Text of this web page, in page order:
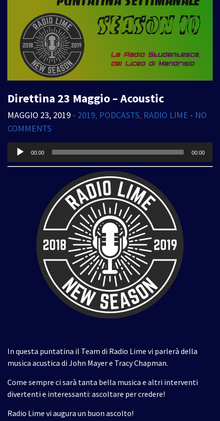
Direttina 23 Maggio – Acoustic
MAGGIO 23, 2019 • 2019, PODCASTS, RADIO LIME • NO
COMMENTS
Audio
00:00 00:00
In questa puntatina il Team di Radio Lime vi parlerà della
musica acustica di John Mayer e Tracy Chapman.
Come sempre ci sarà tanta bella musica e altri interventi
divertenti e interessanti: ascoltare per credere!
Radio Lime vi augura un buon ascolto!